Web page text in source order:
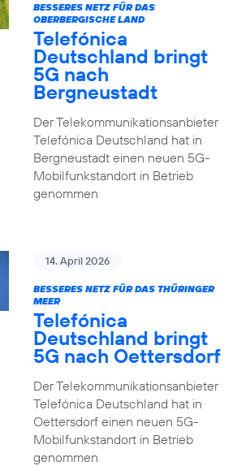
BESSERES NETZ FÜR DAS
OBERBERGISCHE LAND
Telefónica
Deutschland bringt
5G nach
Bergneustadt
Der Telekommunikationsanbieter
Telefónica Deutschland hat in
Bergneustadt einen neuen 5G-
Mobilfunkstandort in Betrieb
genommen
14. April 2026
BESSERES NETZ FÜR DAS THÜRINGER
MEER
Telefónica
Deutschland bringt
5G nach Oettersdorf
Der Telekommunikationsanbieter
Telefónica Deutschland hat in
Oettersdorf einen neuen 5G-
Mobilfunkstandort in Betrieb
genommen